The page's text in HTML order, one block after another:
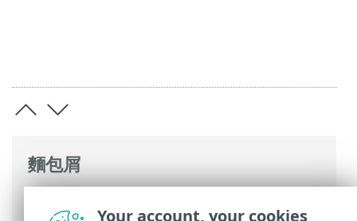
麵包屑
Your account, your cookies